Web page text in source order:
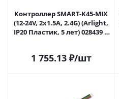
Контроллер SMART-K45-MIX
(12-24V, 2x1.5A, 2.4G) (Arlight,
IP20 Пластик, 5 лет) 028439 в
1 755.13₽/шт